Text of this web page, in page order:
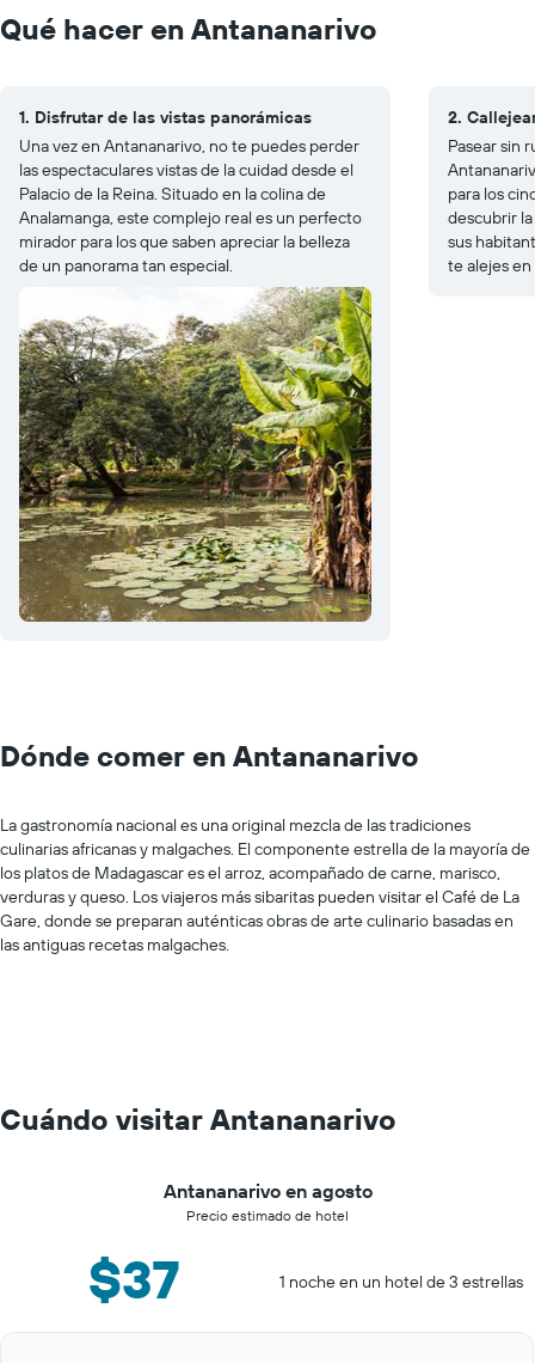
Qué hacer en Antananarivo
1. Disfrutar de las vistas panorámicas
Una vez en Antananarivo, no te puedes perder
las espectaculares vistas de la cuidad desde el
Palacio de la Reina. Situado en la colina de
Analamanga, este complejo real es un perfecto
mirador para los que saben apreciar la belleza
de un panorama tan especial.
2.
Pasear sin
para los
descubrir
sus
te alejes
Dónde comer en Antananarivo
La gastronomía nacional es una original mezcla de las tradiciones
culinarias africanas y malgaches. El componente estrella de la mayoría de
los platos de Madagascar es el arroz, acompañado de carne, marisco,
verduras y queso. Los viajeros más sibaritas pueden visitar el Café de La
Gare, donde se preparan auténticas obras de arte culinario basadas en
las antiguas recetas malgaches.
Cuándo visitar Antananarivo
Antananarivo en agosto
Precio estimado de hotel
$37 1 noche en un hotel de 3 estrellas